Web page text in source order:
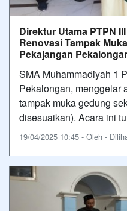
Direktur Utama PTPN
Renovasi Tampak
Pekajangan
SMA Muhammadiyah 1
Pekalongan, menggelar
tampak muka gedung
disesuaikan). Acara ini
19/04/2025 10:45 - Oleh -